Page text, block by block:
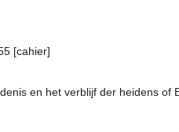
[cahier]
en het verblijf der heidens